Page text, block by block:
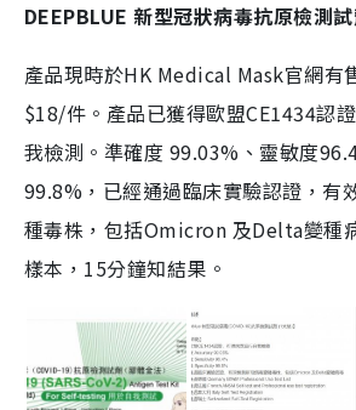
DEEPBLUE 新型冠狀病毒抗原檢測
產品現時於HK Medical Mask官網有
$18/件。產品已獲得歐盟CE1434認
我檢測。準確度 99.03%、靈敏度
99.8%，已經通過臨床實驗認證，有
種毒株，包括Omicron 及Delta變種
樣本，15分鐘知結果。